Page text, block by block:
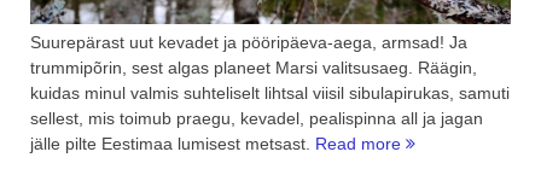
Suurepärast uut kevadet ja pööripäeva-aega, armsad! Ja
trummipõrin, sest algas planeet Marsi valitsusaeg. Räägin,
kuidas minul valmis suhteliselt lihtsal viisil sibulapirukas, samuti
sellest, mis toimub praegu, kevadel, pealispinna all ja jagan
jälle pilte Eestimaa lumisest metsast. Read more “Pööripäeva